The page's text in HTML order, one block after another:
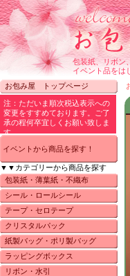
包装紙、リボン
イベント品をは
お包み屋 トップページ
イベントから商品を探す！
▼▼カテゴリーから商品を探す
包装紙・薄葉紙・不織布
シール・ロールシール
テープ・セロテープ
クリスタルパック
紙製バッグ・ポリ製バッグ
ラッピングボックス
リボン・水引